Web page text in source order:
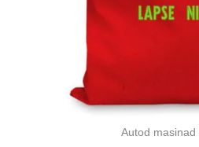
Autod masinad